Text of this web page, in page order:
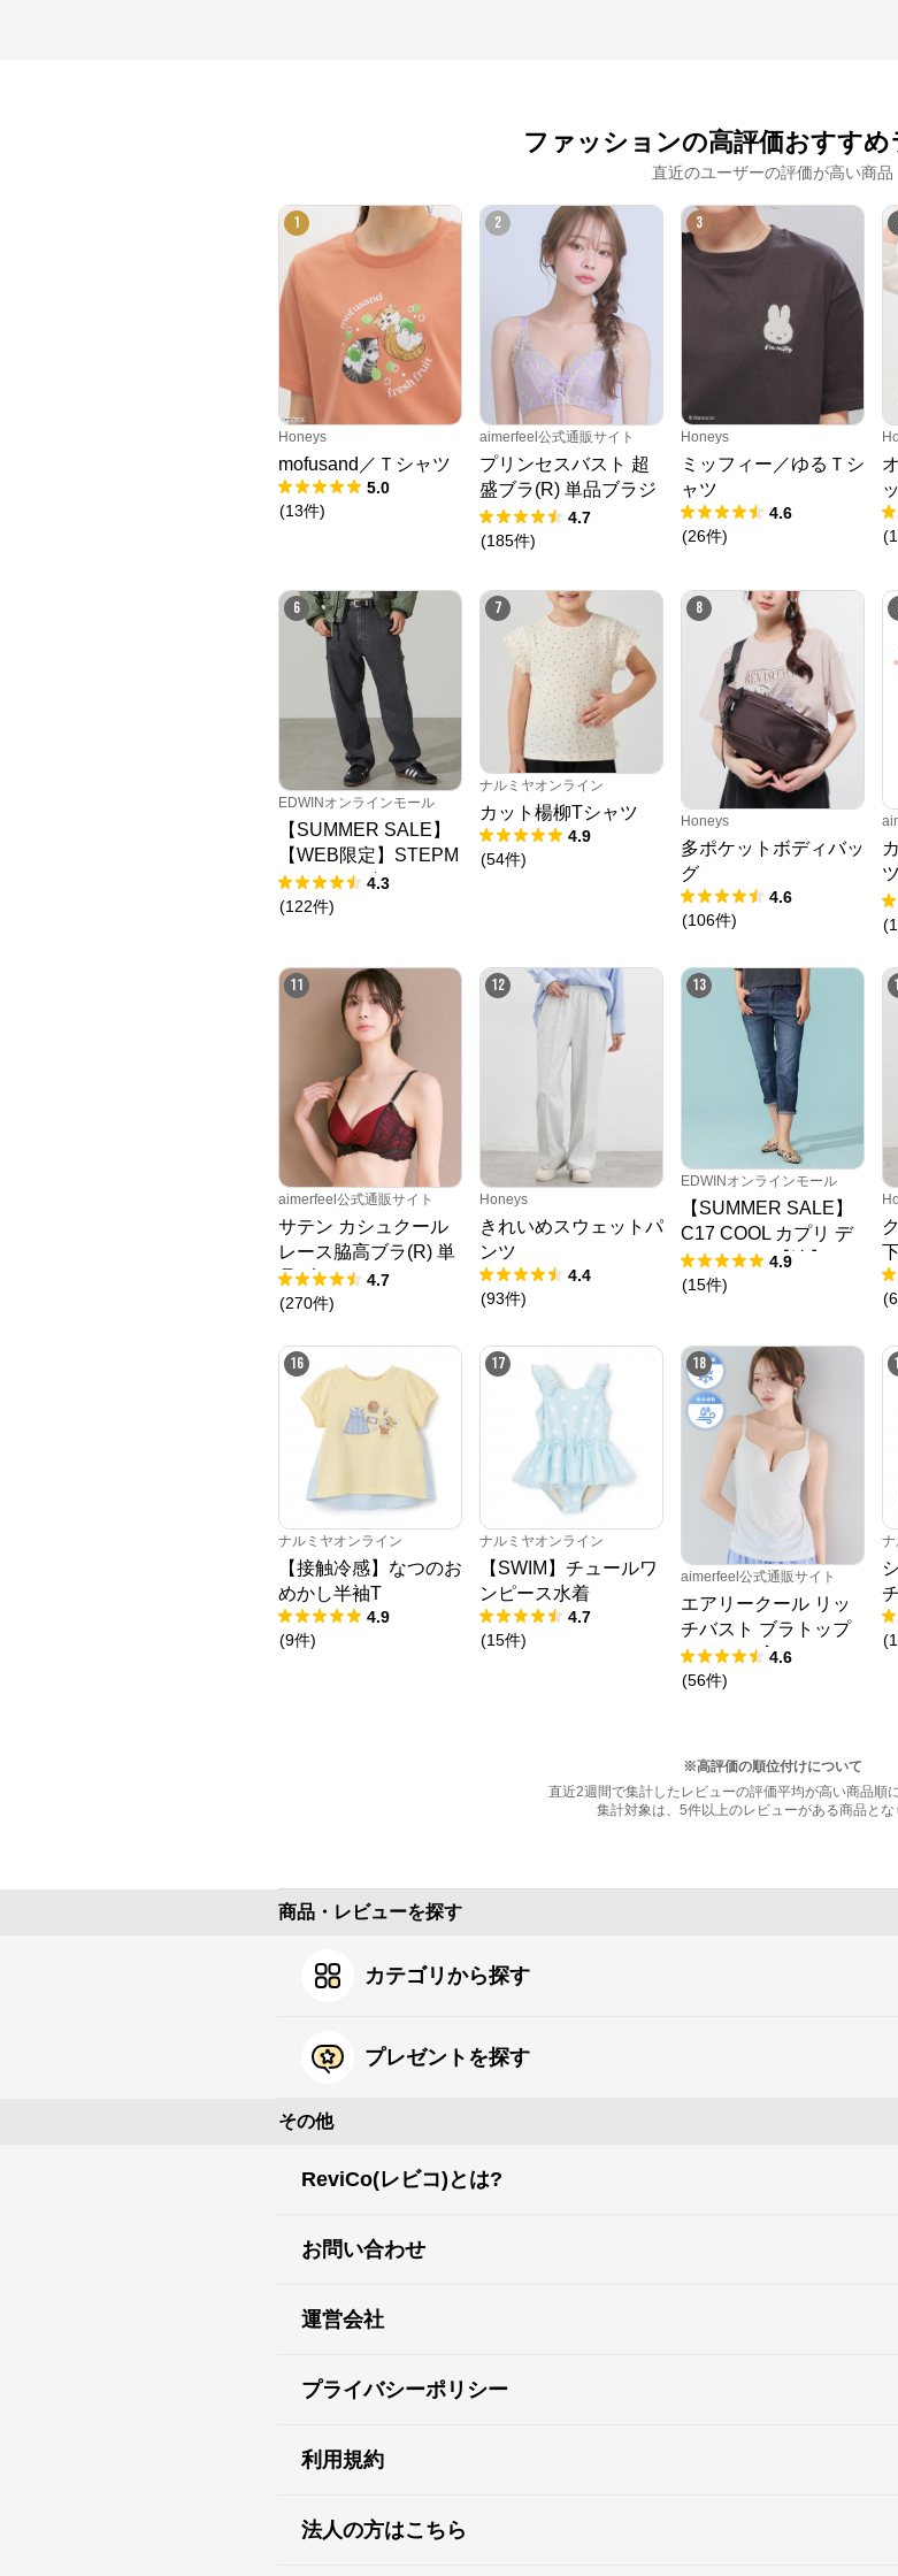
ファッションの高評価おすす
直近のユーザーの評価が高い商品
1
Honeys
mofusand／Ｔシャツ
5.0
(13件)
2
aimerfeel公式通販サイト
プリンセスバスト 超
盛ブラ(R) 単品ブラジ
ャー
4.7
(185件)
3
Honeys
ミッフィー／ゆるＴシ
ャツ
4.6
(26件)
(
6
EDWINオンラインモール
【SUMMER SALE】
【WEB限定】STEPM
ARK ルーズペインタ
ーパンツ
4.3
(122件)
7
ナルミヤオンライン
カット楊柳Tシャツ
4.9
(54件)
8
Honeys
多ポケットボディバッ
グ
4.6
(106件)
(
11
aimerfeel公式通販サイト
サテン カシュクール
レース脇高ブラ(R) 単
品ブラジャー
4.7
(270件)
12
Honeys
きれいめスウェットパ
ンツ
4.4
(93件)
13
EDWINオンラインモール
【SUMMER SALE】
C17 COOL カプリ デ
ニムパンツ【涼】
4.9
(15件)
(
16
ナルミヤオンライン
【接触冷感】なつのお
めかし半袖T
4.9
(9件)
17
ナルミヤオンライン
【SWIM】チュールワ
ンピース水着
4.7
(15件)
18
aimerfeel公式通販サイト
エアリークール リッ
チバスト ブラトップ
(ワイヤー入り)
4.6
(56件)
ナ
(
※高評価の順位付けについて
直近2週間で集計したレビューの評価平均が高い商品順
集計対象は、5件以上のレビューがある商品とな
クロスプラス オンラインストア
公式ECサイト
※外部サイトが開きます
クロスプラス　オンラインストア からの
N.O.R.C (ノーク)、JUNKO SHIMADA (ジュンコシマダ) 、
ALPHA CUBIC (アルファーキュービック)、DECOY (デコ
(プチオンフルール)、
DERMASHARE (ダーマシェア)など、20 代～ 40 代の大人
心に、多くの人気ブランドをラインナップ。
レディースファッションを中心に、ライフスタイルを豊か
イテムをご提案します。
商品・レビューを探す
カテゴリから探す
プレゼントを探す
その他
ReviCo(レビコ)とは?
お問い合わせ
運営会社
プライバシーポリシー
利用規約
法人の方はこちら